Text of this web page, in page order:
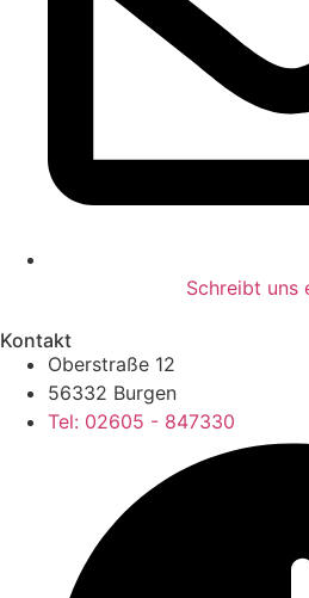
Schreibt uns
Kontakt
Oberstraße 12
56332 Burgen
Tel: 02605 - 847330